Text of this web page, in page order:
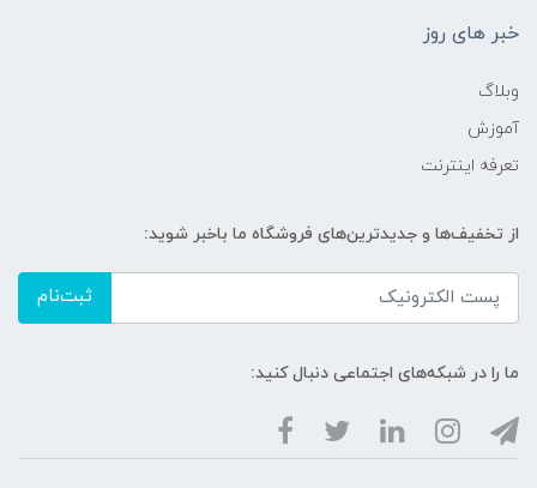
خبر های روز
وبلاگ
آموزش
تعرفه اینترنت
از تخفیف‌ها و جدیدترین‌های فروشگاه ما باخبر شوید:
ثبت‌نام
ما را در شبکه‌های اجتماعی دنبال کنید: